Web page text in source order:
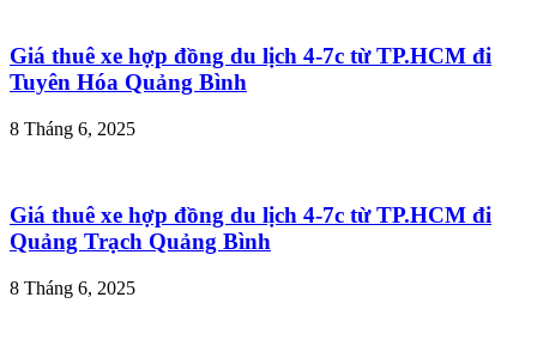
Giá thuê xe hợp đồng du lịch 4-7c từ TP.HCM đi
Tuyên Hóa Quảng Bình
8 Tháng 6, 2025
Giá thuê xe hợp đồng du lịch 4-7c từ TP.HCM đi
Quảng Trạch Quảng Bình
8 Tháng 6, 2025